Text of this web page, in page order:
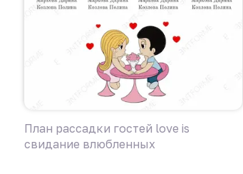
План рассадки гостей love is
свидание влюбленных